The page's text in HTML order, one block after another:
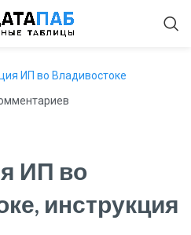
ИП во Владивостоке
ИП во
инструкция